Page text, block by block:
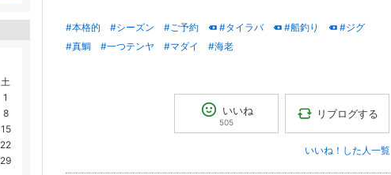
#本格的 #シーズン #ご予約 #タイラバ #船釣り
#ジグ
#真鯛
#一つテンヤ #マダイ #海老
いいね
505
リブログする
いいね！した人一覧
土
1
8
15
22
29